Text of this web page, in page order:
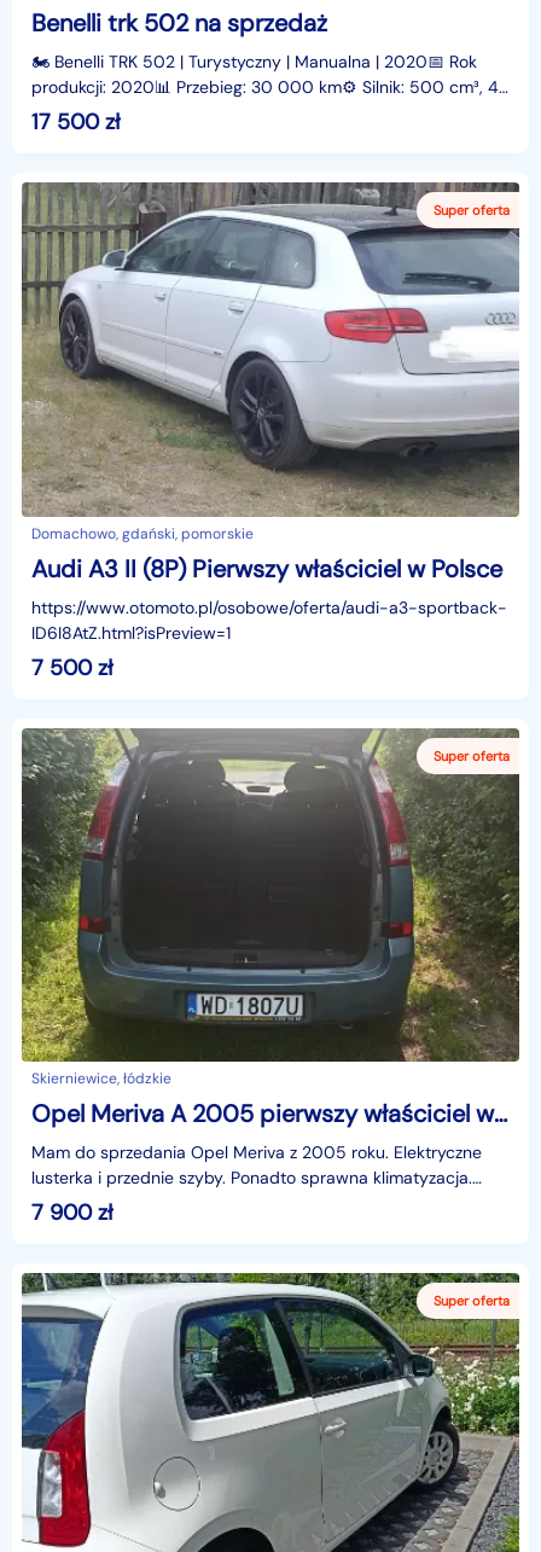
Benelli trk 502 na sprzedaż
🏍️ Benelli TRK 502 | Turystyczny | Manualna | 2020📅 Rok
produkcji: 2020📊 Przebieg: 30 000 km⚙️ Silnik: 500 cm³, 48
KM, Benzyna🔧 Skrzynia: Manualna🚙 Napęd: Łańcu
17 500zł
Domachowo, gdański, pomorskie
Audi A3 II (8P) Pierwszy właściciel w Polsce
https://www.otomoto.pl/osobowe/oferta/audi-a3-sportback-
ID6I8AtZ.html?isPreview=1
7 500zł
Skierniewice, łódzkie
Opel Meriva A 2005 pierwszy właściciel w Polsce
Mam do sprzedania Opel Meriva z 2005 roku. Elektryczne
lusterka i przednie szyby. Ponadto sprawna klimatyzacja.
Auto w kolorze morskim, pierwszy właściciel w Po
7 900zł